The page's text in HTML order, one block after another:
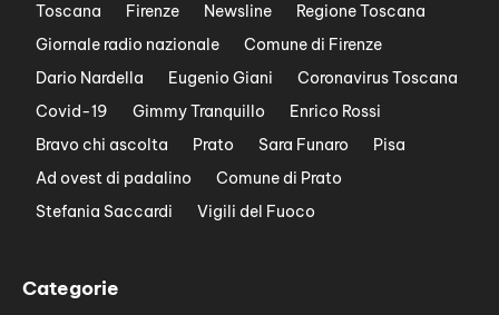
Toscana Firenze Newsline
Regione Toscana
Giornale radio nazionale
Comune di Firenze
Dario Nardella
Eugenio Giani
Coronavirus Toscana
Covid-19
Gimmy Tranquillo
Enrico Rossi
Bravo chi ascolta
Prato Sara Funaro
Pisa
Ad ovest di padalino
Comune di Prato
Stefania Saccardi
Vigili del Fuoco
Categorie